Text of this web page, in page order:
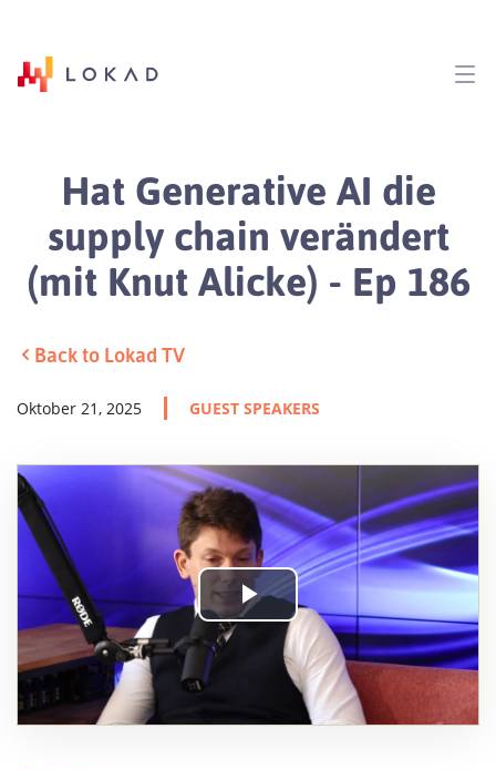
Hat Generative AI die
supply chain verändert
(mit Knut Alicke) - Ep 186
Back to Lokad TV
Oktober 21, 2025 GUEST SPEAKERS
Play
Video